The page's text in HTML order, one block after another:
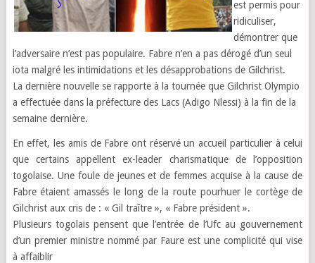
est permis pour
ridiculiser,
démontrer que
l’adversaire n’est pas populaire. Fabre n’en a pas dérogé d’un seul
iota malgré les intimidations et les désapprobations de Gilchrist.
La dernière nouvelle se rapporte à la tournée que Gilchrist Olympio
a effectuée dans la préfecture des Lacs (Adigo Nlessi) à la fin de la
semaine dernière.
En effet, les amis de Fabre ont réservé un accueil particulier à celui
que certains appellent ex-leader charismatique de l’opposition
togolaise. Une foule de jeunes et de femmes acquise à la cause de
Fabre étaient amassés le long de la route pourhuer le cortège de
Gilchrist aux cris de : « Gil traître », « Fabre président ».
Plusieurs togolais pensent que l’entrée de l’Ufc au gouvernement
d’un premier ministre nommé par Faure est une complicité qui vise
à affaiblir